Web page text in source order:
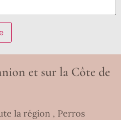
et sur la Côte de
la région , Perros